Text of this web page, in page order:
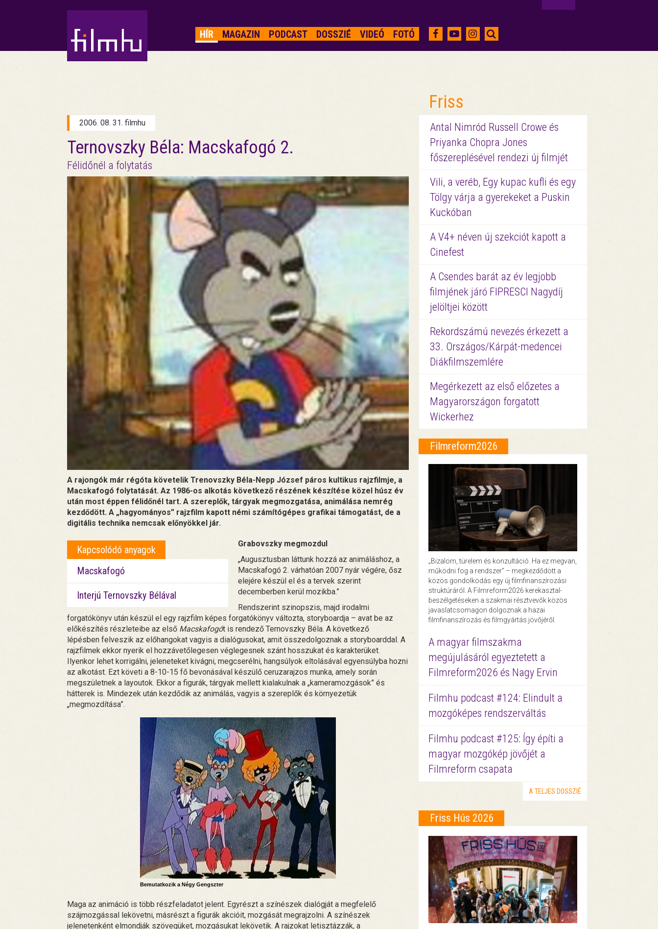
HÍR MAGAZIN PODCAST DOSSZIÉ VIDEÓ FOTÓ
2006. 08. 31. filmhu
Ternovszky Béla: Macskafogó 2.
Félidőnél a folytatás
A rajongók már régóta követelik Trenovszky Béla-Nepp József páros kultikus rajzfilmje, a
Macskafogó folytatását. Az 1986-os alkotás következő részének készítése közel húsz év
után most éppen félidőnél tart. A szereplők, tárgyak megmozgatása, animálása nemrég
kezdődött. A „hagyományos” rajzfilm kapott némi számítógépes grafikai támogatást, de a
digitális technika nemcsak előnyökkel jár.
Kapcsolódó anyagok
Macskafogó
Interjú Ternovszky Bélával
Grabovszky megmozdul
„Augusztusban láttunk hozzá az animáláshoz, a
Macskafogó 2. várhatóan 2007 nyár végére, ősz
elejére készül el és a tervek szerint
decemberben kerül mozikba.”
Rendszerint szinopszis, majd irodalmi
forgatókönyv után készül el egy rajzfilm képes forgatókönyv változta, storyboardja – avat be az
előkészítés részleteibe az első Macskafogót is rendező Ternovszky Béla. A következő
lépésben felveszik az előhangokat vagyis a dialógusokat, amit összedolgoznak a storyboarddal. A
rajzfilmek ekkor nyerik el hozzávetőlegesen véglegesnek szánt hosszukat és karakterüket.
Ilyenkor lehet korrigálni, jeleneteket kivágni, megcserélni, hangsúlyok eltolásával egyensúlyba hozni
az alkotást. Ezt követi a 8-10-15 fő bevonásával készülő ceruzarajzos munka, amely során
megszületnek a layoutok. Ekkor a figurák, tárgyak mellett kialakulnak a „kameramozgások” és
hátterek is. Mindezek után kezdődik az animálás, vagyis a szereplők és környezetük
„megmozdítása”.
Bemutatkozik a Négy Gengszter
Maga az animáció is több részfeladatot jelent. Egyrészt a színészek dialógját a megfelelő
szájmozgással lekövetni, másrészt a figurák akcióit, mozgását megrajzolni. A színészek
jelenetenként elmondják szövegüket, mozgásukat lekövetik. A rajzokat letisztázzák, a
Friss
Antal Nimród Russell Crowe és
Priyanka Chopra Jones
főszereplésével rendezi új filmjét
Vili, a veréb, Egy kupac kufli és egy
Tölgy várja a gyerekeket a Puskin
Kuckóban
A V4+ néven új szekciót kapott a
Cinefest
A Csendes barát az év legjobb
filmjének járó FIPRESCI Nagydíj
jelöltjei között
Rekordszámú nevezés érkezett a
33. Országos/Kárpát-medencei
Diákfilmszemlére
Megérkezett az első előzetes a
Magyarországon forgatott
Wickerhez
Filmreform2026
„Bizalom, türelem és konzultáció. Ha ez megvan,
működni fog a rendszer” – megkezdődött a
közös gondolkodás egy új filmfinanszírozási
struktúráról. A Filmreform2026 kerekasztal-
beszélgetéseken a szakmai résztvevők közös
javaslatcsomagon dolgoznak a hazai
filmfinanszírozás és filmgyártás jövőjéről.
A magyar filmszakma
megújulásáról egyeztetett a
Filmreform2026 és Nagy Ervin
Filmhu podcast #124: Elindult a
mozgóképes rendszerváltás
Filmhu podcast #125: Így építi a
magyar mozgókép jövőjét a
Filmreform csapata
A TELJES DOSSZIÉ
Friss Hús 2026